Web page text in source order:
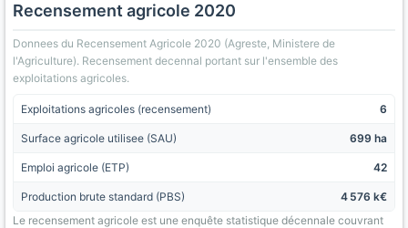
Recensement agricole 2020
Donnees du Recensement Agricole 2020 (Agreste, Ministere de
l'Agriculture). Recensement decennal portant sur l'ensemble des
exploitations agricoles.
Exploitations agricoles (recensement) 6
Surface agricole utilisee (SAU) 699 ha
Emploi agricole (ETP) 42
Production brute standard (PBS)
4 576 k€
Le recensement agricole est une enquête statistique décennale couvrant